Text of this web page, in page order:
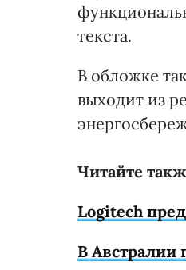
текста.
В обложке
выходит из
Читайте
Logitech
В Австралии